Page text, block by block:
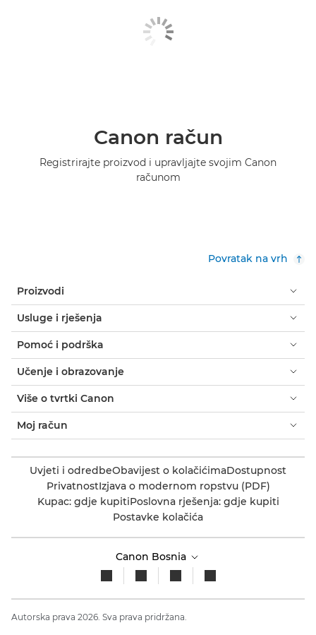
Canon račun
Registrirajte proizvod i upravljajte svojim Canon
računom
Povratak na vrh
Proizvodi
Usluge i rješenja
Pomoć i podrška
Učenje i obrazovanje
Više o tvrtki Canon
Moj račun
Uvjeti i odredbeObavijest o kolačićimaDostupnost
PrivatnostIzjava o modernom ropstvu (PDF)
Kupac: gdje kupitiPoslovna rješenja: gdje kupiti
Postavke kolačića
Canon Bosnia
Autorska prava 2026. Sva prava pridržana.